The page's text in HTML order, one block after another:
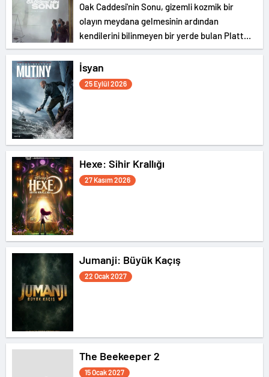
Oak Caddesi'nin Sonu, gizemli kozmik bir
olayın meydana gelmesinin ardından
kendilerini bilinmeyen bir yerde bulan Platt
ailesinin hikayesini konu ediyor.
İsyan
25 Eylül 2026
Hexe: Sihir Krallığı
27 Kasım 2026
Jumanji: Büyük Kaçış
22 Ocak 2027
The Beekeeper 2
15 Ocak 2027